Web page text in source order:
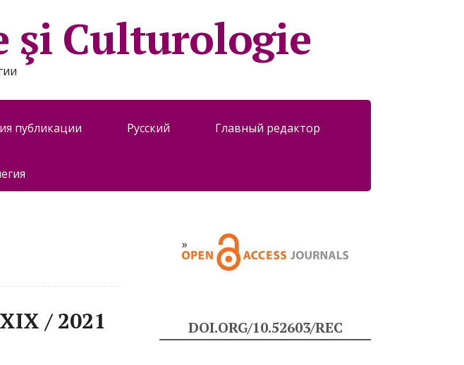
şi Culturologie
публикации Русский Главный редактор
/ 2021 DOI.ORG/10.52603/REC